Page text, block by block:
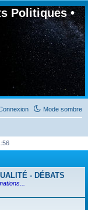
Politiques •
Mode sombre
- DÉBATS